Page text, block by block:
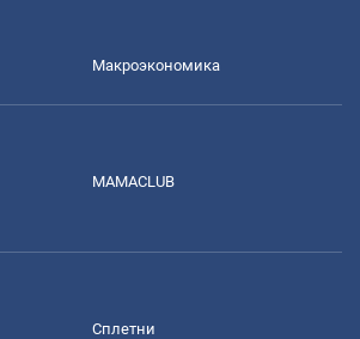
Mакроэкономика
MAMACLUB
Сплетни